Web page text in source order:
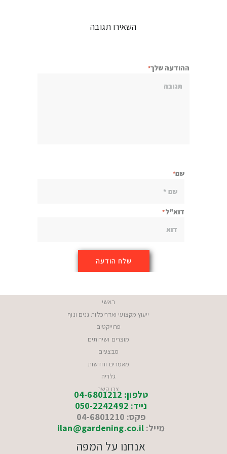
השאירו תגובה
ההודעה שלך
שם
דוא"ל
ראשי
ייעוץ מקצועי ואדריכלות גנים ונוף
פרוייקטים
מוצרים ושירותים
מבצעים
מאמרים וחדשות
גלריה
צרו קשר
טלפון: 04-6801212
נייד: 050-2242492
פקס: 04-6801210
מייל: ilan@gardening.co.il
אנחנו על המפה